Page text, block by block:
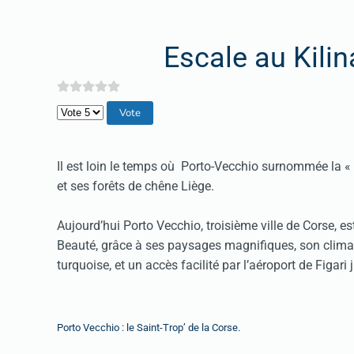
Escale au
Veuillez voter
Il est loin le temps où Porto-Vecchio surnommée la
et ses forêts de chêne Liège.
Aujourd’hui Porto Vecchio, troisième ville de Corse,
Beauté, grâce à ses paysages magnifiques, son
turquoise, et un accès facilité par l’aéroport de
Porto Vecchio : le Saint-Trop’ de la Corse.